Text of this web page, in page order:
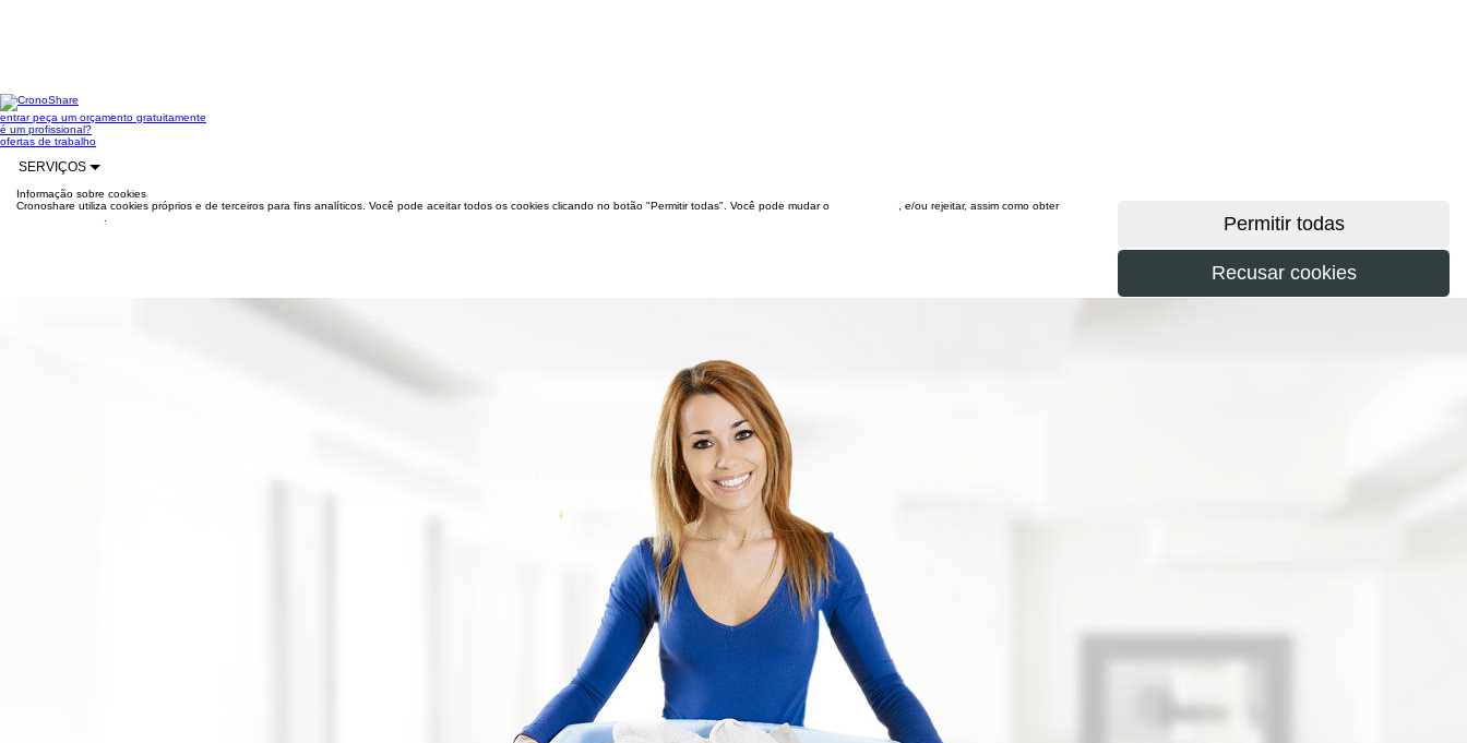
entrarpeça um orçamento gratuitamente
é um profissional?
ofertas de trabalho
SERVIÇOS
Informação sobre cookies
Cronoshare utiliza cookies próprios e de terceiros para fins analíticos. Você pode aceitar todos os cookies clicando no botão "Permitir todas". Você pode mudar o
, e/ou rejeitar, assim como obter